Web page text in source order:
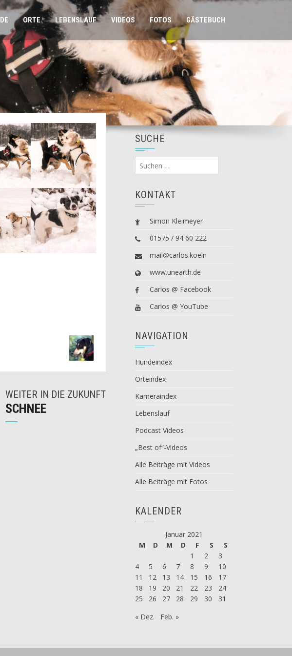
ORTE LEBENSLAUF VIDEOS FOTOS GÄSTEBUCH
WEITER IN DIE ZUKUNFT
SCHNEE
SUCHE
Suchen
nach:
KONTAKT
Simon Kleimeyer
01575 / 94 60 222
mail@carlos.koeln
www.unearth.de
Carlos @ Facebook
Carlos @ YouTube
NAVIGATION
Hundeindex
Orteindex
Kameraindex
Lebenslauf
Podcast Videos
„Best of“-Videos
Alle Beiträge mit Videos
Alle Beiträge mit Fotos
KALENDER
Januar 2021
M
D M D F S
S
1
2
3
4
5 6 7 8 9
10
11
12 13 14 15 16
17
18
19 20 21 22 23
24
25
26 27 28 29 30
31
« Dez.
Feb. »